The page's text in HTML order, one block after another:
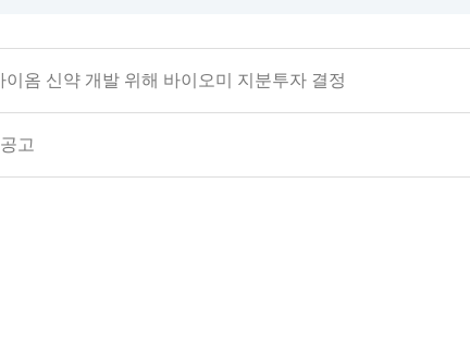
옴 신약 개발 위해 바이오미 지분투자 결정
고